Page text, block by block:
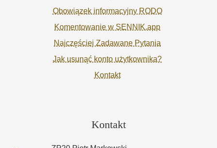
Obowiązek informacyjny RODO
Komentowanie w SENNIK.app
Najczęściej Zadawane Pytania
Jak usunąć konto użytkownika?
Kontakt
Kontakt